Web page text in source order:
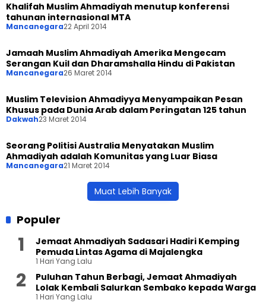
Khalifah Muslim Ahmadiyah menutup konferensi
tahunan internasional MTA
Mancanegara22 April 2014
Jamaah Muslim Ahmadiyah Amerika Mengecam
Serangan Kuil dan Dharamshalla Hindu di Pakistan
Mancanegara26 Maret 2014
Muslim Television Ahmadiyya Menyampaikan Pesan
Khusus pada Dunia Arab dalam Peringatan 125 tahun
Dakwah23 Maret 2014
Seorang Politisi Australia Menyatakan Muslim
Ahmadiyah adalah Komunitas yang Luar Biasa
Mancanegara21 Maret 2014
Muat Lebih Banyak
Populer
Jemaat Ahmadiyah Sadasari Hadiri Kemping
Pemuda Lintas Agama di Majalengka
1 Hari Yang Lalu
Puluhan Tahun Berbagi, Jemaat Ahmadiyah
Lolak Kembali Salurkan Sembako kepada Warga
1 Hari Yang Lalu